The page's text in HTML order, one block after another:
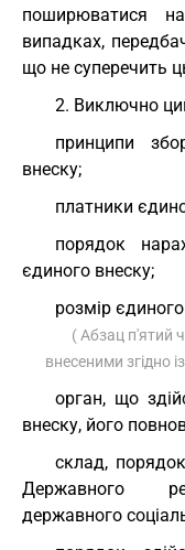
поширюватися
випадках,
що не суперечить
2. Виключно
принципи
внеску;
платники
порядок
єдиного внеску;
розмір
( Абзац п'ятий
внесеними згідно
орган, що
внеску, його
склад,
Державного
державного